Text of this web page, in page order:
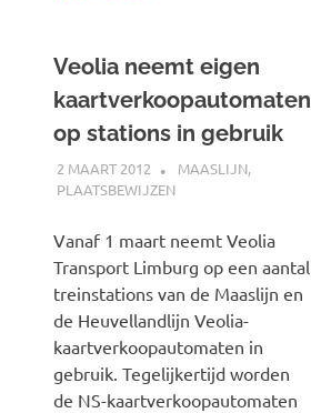
Veolia neemt eigen
kaartverkoopautomaten
op stations in gebruik
2 MAART 2012 SPOORZOEKER
MAASLIJN,
PLAATSBEWIJZEN
Vanaf 1 maart neemt Veolia
Transport Limburg op een aantal
treinstations van de Maaslijn en
de Heuvellandlijn Veolia-
kaartverkoopautomaten in
gebruik. Tegelijkertijd worden
de NS-kaartverkoopautomaten